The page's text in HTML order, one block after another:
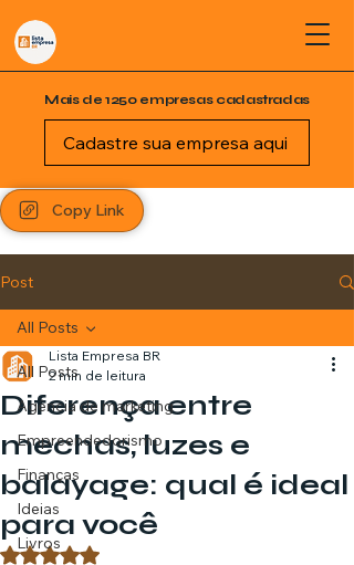
Mais de 1250 empresas cadastradas
Cadastre sua empresa aqui
Copy Link
Post
All Posts
Agência de marketing
Empreendedorismo
Finanças
Ideias
Livros
All Posts
Diferença entre
mechas, luzes e
balayage: qual é ideal
para você
Lista Empresa BR
2 min de leitura
Avaliado com NaN de 5 estrelas.